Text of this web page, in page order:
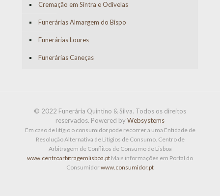
Cremação em Sintra e Odivelas
Funerárias Almargem do Bispo
Funerárias Loures
Funerárias Caneças
© 2022 Funerária Quintino & Silva. Todos os direitos
reservados. Powered byWebsystems
Em caso de litígio o consumidor pode recorrer a uma Entidade de
Resolução Alternativa de Litígios de Consumo. Centro de
Arbitragem de Conflitos de Consumo de Lisboa
www.centroarbitragemlisboa.pt Mais informações em Portal do
Consumidorwww.consumidor.pt